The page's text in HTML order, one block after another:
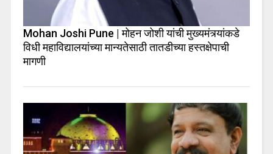
Mohan Joshi Pune | मोहन जोशी यांची मुख्यमंत्र्यांकडे
विधी महाविद्यालयांच्या मान्यतेसाठी तातडीच्या हस्तक्षेपाची
मागणी